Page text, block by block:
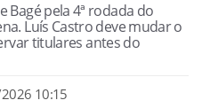
Bagé pela 4ª rodada do
Luís Castro deve mudar o
titulares antes do
10:15